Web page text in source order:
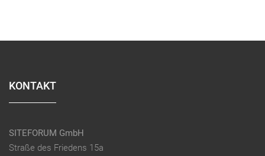
KONTAKT
SITEFORUM GmbH
Straße des Friedens 15a